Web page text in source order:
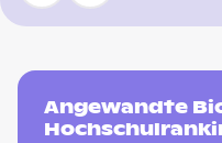
Angewandte